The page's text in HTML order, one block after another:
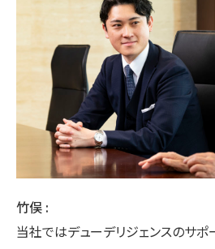
竹俣
当社ではデューデリジェンスのサポ